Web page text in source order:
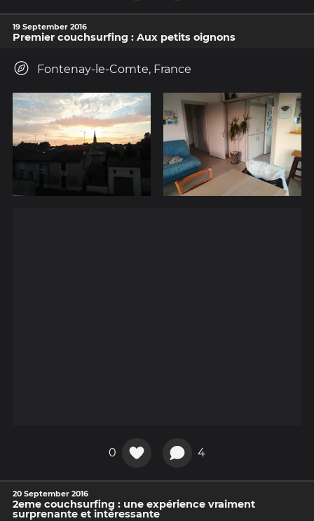
19 September 2016
Premier couchsurfing : Aux petits oignons
Fontenay-le-Comte, France
0 4
20 September 2016
2eme couchsurfing : une expérience vraiment
surprenante et intéressante